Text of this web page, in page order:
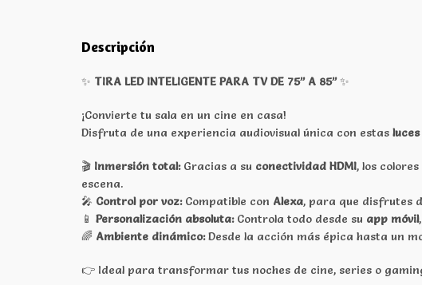
Descripción
✨ TIRA LED INTELIGENTE PARA TV DE 75” A 85”✨
¡Convierte tu sala en un cine en casa!
Disfruta de una experiencia audiovisual única con estas
🎬 Inmersión total:Gracias a su conectividad HDMI, los
escena.
🎤 Control por voz:Compatible con Alexa, para que disfrutes
📱 Personalización absoluta:Controla todo desde su app móvil
🌈 Ambiente dinámico:Desde la acción más épica hasta un
👉 Ideal para transformar tus noches de cine, series o